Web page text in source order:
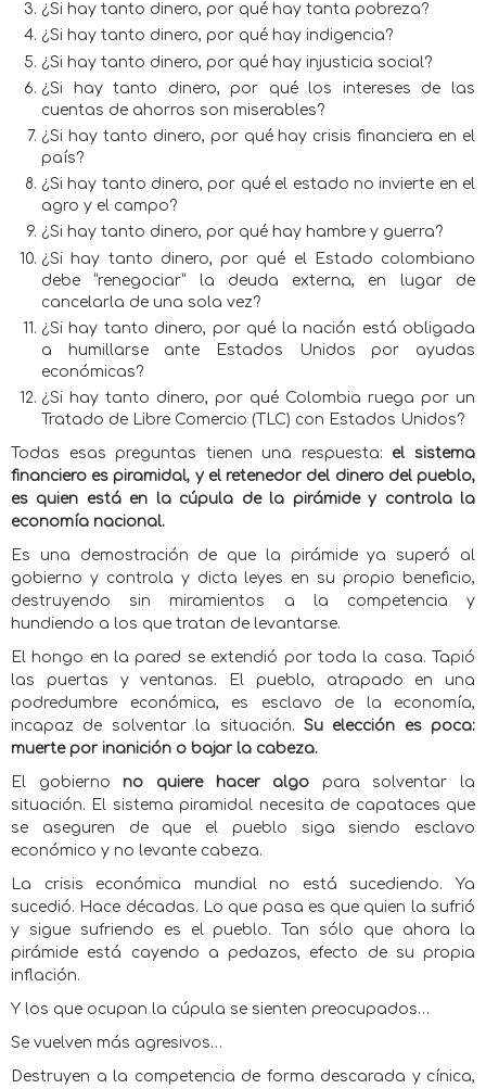
¿Si hay tanto dinero, por qué hay tanta pobreza?
¿Si hay tanto dinero, por qué hay indigencia?
¿Si hay tanto dinero, por qué hay injusticia social?
¿Si hay tanto dinero, por qué los intereses de las
cuentas de ahorros son miserables?
¿Si hay tanto dinero, por qué hay crisis financiera en el
país?
¿Si hay tanto dinero, por qué el estado no invierte en el
agro y el campo?
¿Si hay tanto dinero, por qué hay hambre y guerra?
¿Si hay tanto dinero, por qué el Estado colombiano
debe “renegociar” la deuda externa, en lugar de
cancelarla de una sola vez?
¿Si hay tanto dinero, por qué la nación está obligada
a humillarse ante Estados Unidos por ayudas
económicas?
¿Si hay tanto dinero, por qué Colombia ruega por un
Tratado de Libre Comercio (TLC) con Estados Unidos?
Todas esas preguntas tienen una respuesta: el sistema
financiero es piramidal, y el retenedor del dinero del pueblo,
es quien está en la cúpula de la pirámide y controla la
economía nacional.
Es una demostración de que la pirámide ya superó al
gobierno y controla y dicta leyes en su propio beneficio,
destruyendo sin miramientos a la competencia y
hundiendo a los que tratan de levantarse.
El hongo en la pared se extendió por toda la casa. Tapió
las puertas y ventanas. El pueblo, atrapado en una
podredumbre económica, es esclavo de la economía,
incapaz de solventar la situación. Suelección es poca:
muerte por inanición o bajar la cabeza.
El gobierno no quiere hacer algo para solventar la
situación. El sistema piramidal necesita de capataces que
se aseguren de que el pueblo siga siendo esclavo
económico y no levante cabeza.
La crisis económica mundial no está sucediendo. Ya
sucedió. Hace décadas. Lo que pasa es que quien la sufrió
y sigue sufriendo es el pueblo. Tan sólo que ahora la
pirámide está cayendo a pedazos, efecto de su propia
inflación.
Y los que ocupan la cúpula se sienten preocupados…
Se vuelven más agresivos…
Destruyen a la competencia de forma descarada y cínica,